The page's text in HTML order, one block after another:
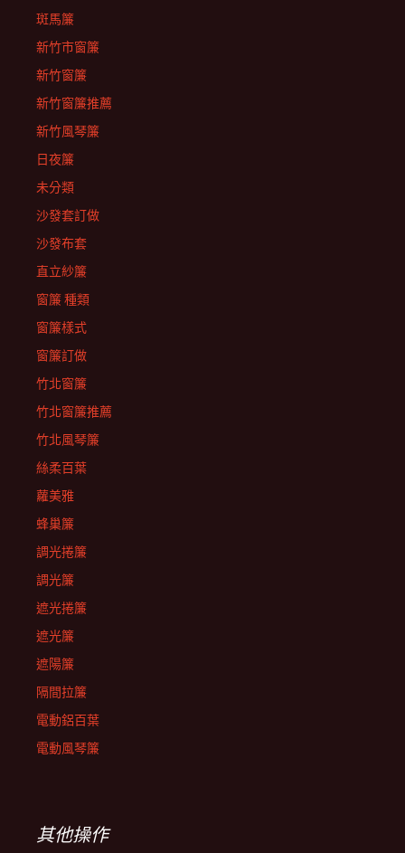
斑馬簾
新竹市窗簾
新竹窗簾
新竹窗簾推薦
新竹風琴簾
日夜簾
未分類
沙發套訂做
沙發布套
直立紗簾
窗簾 種類
窗簾樣式
窗簾訂做
竹北窗簾
竹北窗簾推薦
竹北風琴簾
絲柔百葉
蘿美雅
蜂巢簾
調光捲簾
調光簾
遮光捲簾
遮光簾
遮陽簾
隔間拉簾
電動鋁百葉
電動風琴簾
其他操作